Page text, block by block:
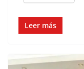
Leer más